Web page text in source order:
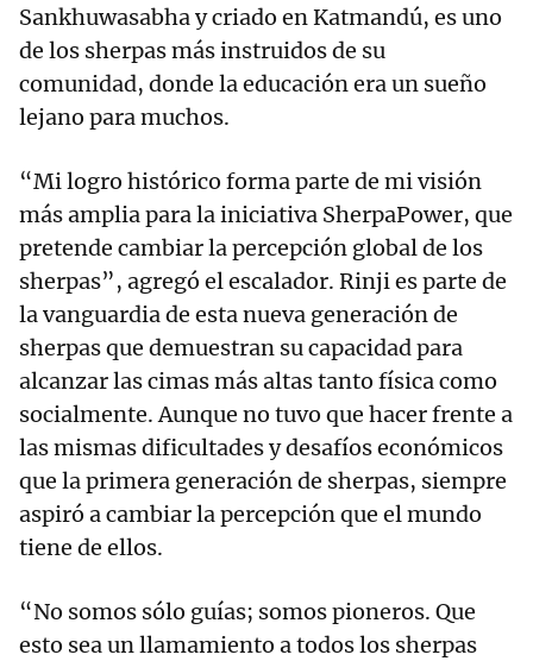
Sankhuwasabha y criado en Katmandú, es uno
de los sherpas más instruidos de su
comunidad, donde la educación era un sueño
lejano para muchos.
“Mi logro histórico forma parte de mi visión
más amplia para la iniciativa SherpaPower, que
pretende cambiar la percepción global de los
sherpas”, agregó el escalador. Rinji es parte de
la vanguardia de esta nueva generación de
sherpas que demuestran su capacidad para
alcanzar las cimas más altas tanto física como
socialmente. Aunque no tuvo que hacer frente a
las mismas dificultades y desafíos económicos
que la primera generación de sherpas, siempre
aspiró a cambiar la percepción que el mundo
tiene de ellos.
“No somos sólo guías; somos pioneros. Que
esto sea un llamamiento a todos los sherpas